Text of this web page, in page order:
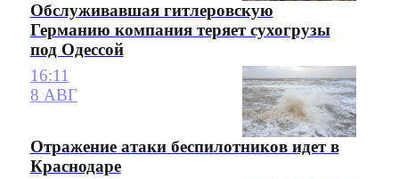
Обслуживавшая гитлеровскую
Германию компания теряет сухогрузы
под Одессой
16:11
8 АВГ
Отражение атаки беспилотников идет в
Краснодаре